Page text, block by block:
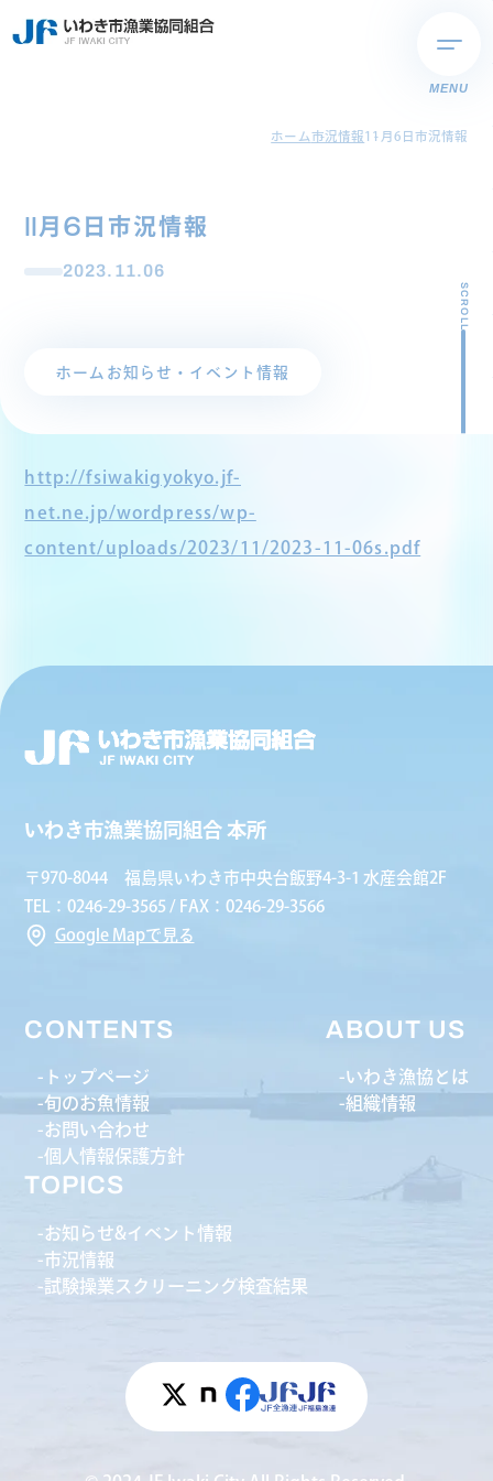
MENU
ホーム市況情報11月6日市況情報
11月6日市況情報
2023.11.06
ホーム お知らせ・イベント情報
SCROLL
http://fsiwakigyokyo.jf-
net.ne.jp/wordpress/wp-
content/uploads/2023/11/2023-11-06s.pdf
いわき市漁業協同組合 本所
〒970-8044 福島県いわき市中央台飯野4-3-1 水産会館2F
TEL：0246-29-3565 / FAX：0246-29-3566
Google Mapで見る
CONTENTS
トップページ
旬のお魚情報
お問い合わせ
個人情報保護方針
ABOUT US
いわき漁協とは
組織情報
TOPICS
お知らせ&イベント情報
市況情報
試験操業スクリーニング検査結果